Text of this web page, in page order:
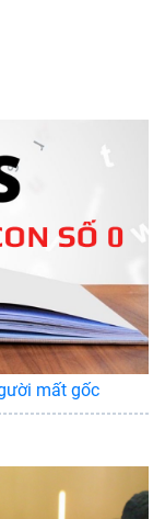
mất gốc